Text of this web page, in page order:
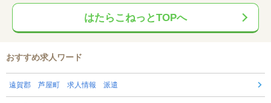
はたらこねっとTOPへ
おすすめ求人ワード
遠賀郡 芦屋町 求人情報 派遣